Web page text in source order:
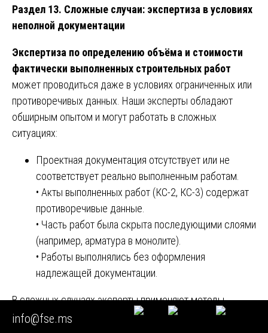
Раздел 13. Сложные случаи: экспертиза в условиях
неполной документации
Экспертиза по определению объёма и стоимости
фактически выполненных строительных работ
может проводиться даже в условиях ограниченных или
противоречивых данных. Наши эксперты обладают
обширным опытом и могут работать в сложных
ситуациях:
Проектная документация отсутствует или не
соответствует реально выполненным работам.
• Акты выполненных работ (КС-2, КС-3) содержат
противоречивые данные.
• Часть работ была скрыта последующими слоями
(например, арматура в монолите).
• Работы выполнялись без оформления
надлежащей документации.
В сложных случаях эксперты применяют методы
инструментального контроля, неразрушающего
info@fse.ms